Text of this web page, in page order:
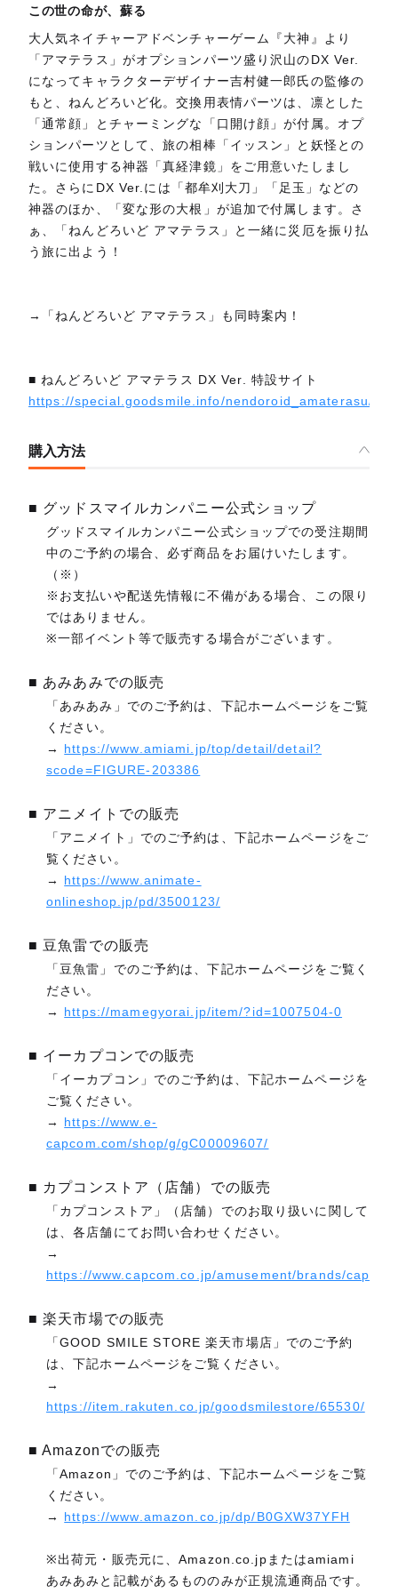
この世の命が、蘇る
大人気ネイチャーアドベンチャーゲーム『大神』より
「アマテラス」がオプションパーツ盛り沢山のDX Ver.
になってキャラクターデザイナー吉村健一郎氏の監修の
もと、ねんどろいど化。交換用表情パーツは、凛とした
「通常顔」とチャーミングな「口開け顔」が付属。オプ
ションパーツとして、旅の相棒「イッスン」と妖怪との
戦いに使用する神器「真経津鏡」をご用意いたしまし
た。さらにDX Ver.には「都牟刈大刀」「足玉」などの
神器のほか、「変な形の大根」が追加で付属します。さ
ぁ、「ねんどろいど アマテラス」と一緒に災厄を振り払
う旅に出よう！
→「ねんどろいど アマテラス」も同時案内！
■ ねんどろいど アマテラス DX Ver. 特設サイト
https://special.goodsmile.info/nendoroid_amaterasu/
購入方法
■ グッドスマイルカンパニー公式ショップ
グッドスマイルカンパニー公式ショップでの受注期間
中のご予約の場合、必ず商品をお届けいたします。
（※）
※お支払いや配送先情報に不備がある場合、この限り
ではありません。
※一部イベント等で販売する場合がございます。
■ あみあみでの販売
「あみあみ」でのご予約は、下記ホームページをご覧
ください。
→ https://www.amiami.jp/top/detail/detail?
scode=FIGURE-203386
■ アニメイトでの販売
「アニメイト」でのご予約は、下記ホームページをご
覧ください。
→ https://www.animate-
onlineshop.jp/pd/3500123/
■ 豆魚雷での販売
「豆魚雷」でのご予約は、下記ホームページをご覧く
ださい。
→ https://mamegyorai.jp/item/?id=1007504-0
■ イーカプコンでの販売
「イーカプコン」でのご予約は、下記ホームページを
ご覧ください。
→ https://www.e-
capcom.com/shop/g/gC00009607/
■ カプコンストア（店舗）での販売
「カプコンストア」（店舗）でのお取り扱いに関して
は、各店舗にてお問い合わせください。
→
https://www.capcom.co.jp/amusement/brands/
■ 楽天市場での販売
「GOOD SMILE STORE 楽天市場店」でのご予約
は、下記ホームページをご覧ください。
→
https://item.rakuten.co.jp/goodsmilestore/65530/
■ Amazonでの販売
「Amazon」でのご予約は、下記ホームページをご覧
ください。
→ https://www.amazon.co.jp/dp/B0GXW37YFH
※出荷元・販売元に、Amazon.co.jpまたはamiami
あみあみと記載があるもののみが正規流通商品です。